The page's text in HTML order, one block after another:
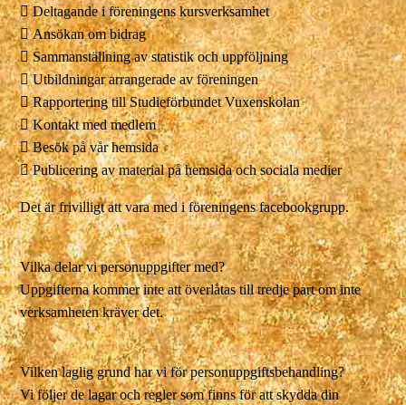
 Deltagande i föreningens kursverksamhet
 Ansökan om bidrag
 Sammanställning av statistik och uppföljning
 Utbildningar arrangerade av föreningen
 Rapportering till Studieförbundet Vuxenskolan
 Kontakt med medlem
 Besök på vår hemsida
 Publicering av material på hemsida och sociala medier
Det är frivilligt att vara med i föreningens facebookgrupp.
Vilka delar vi personuppgifter med?
Uppgifterna kommer inte att överlåtas till tredje part om inte
verksamheten kräver det.
Vilken laglig grund har vi för personuppgiftsbehandling?
Vi följer de lagar och regler som finns för att skydda din